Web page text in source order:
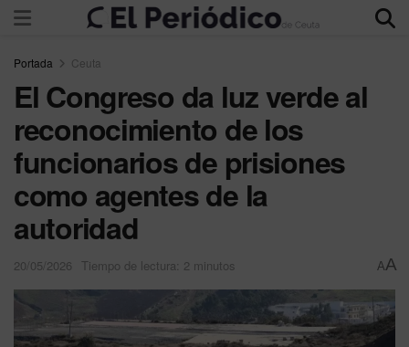
Portada Ceuta
El Congreso da luz verde al
reconocimiento de los
funcionarios de prisiones
como agentes de la
autoridad
20/05/2026 Tiempo de lectura: 2 minutos AA